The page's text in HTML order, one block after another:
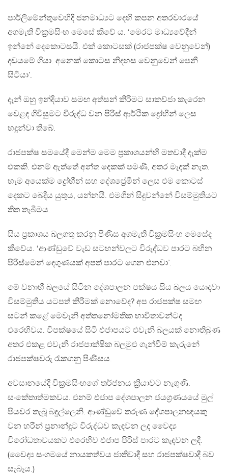
පාර්ලිමේන්තුවෙහිදී ජනමාධ්‍යට දෙහි කපන අතරවාරයේ
අගමැති වික්‍රමසිංහ මෙසේ කිවේ ය. ‘මෙරට මාධ්‍යවේදීන්
ඉන්නේ දෙකොටසයි. එක් කොටසක් (රාජපක්ෂ වෙනුවෙන්)
දඩයමේ ගියා. අනෙක් කොටස නිදහස වෙනුවෙන් පෙනී
සිටියා’.
දැන් ඔහු ඉන්දියාව සමඟ අත්සන් කිරීමට සාකච්ජා කැරෙන
වෙළද ගිවිසුමට විරුද්ධ වන පිරිස් ආර්ථික ද්‍රෝහීන් ලෙස
හදුන්වා තිබේ.
රාජපක්ෂ සමයේදී මෙන්ම මෙම ප්‍රකාශයන්හි මතවාදී දැක්ම
එකකි. එනම් ඇත්තේ අන්ත දෙකක් පමණි, අතර මැදක් නැත.
හැම අයෙක්ම ද්‍රෝහීන් සහ දේශප්‍රේමීන් ලෙස එම කොටස්
දෙකට බෙදිය යුතුය, යන්නයි. එමගින් සිදුවන්නේ විසම්මුතියට
තිත තැබීමය.
සිය ප්‍රකාශය බලගතු කරනු පිණිස අගමැති වික්‍රමසිංහ මෙසේද
කීවේය. ‘ආණ්ඩුවේ වැඩ සටහන්වලට විරුද්ධව පාරට බහින
පිරිස්මෙන් දෙගුණයක් අපත් පාරට ගෙන එනවා’.
මේ වනාහී බලයේ සිටින දේශපාලන පක්ෂය සිය බලය යොදවා
විසම්මුතිය යටපත් කිරීමක් නොවේද? අප රාජපක්ෂ සමඟ
සටන් කළේ මෙවැනි අත්තනෝමතික භාවිතාවන්ටද
එරෙහිවය. විපක්ෂයේ සිටි එජාපයට එවැනි බලයක් නොතිබුණ
අතර එකළ එවැනි රාජපාක්ෂික බලමුළු ගැන්වීම් කැරුනේ
රාජපක්ෂවරු රැකගනු පිණිසය.
අවසානයේදී වික්‍රමසිංහගේ තර්ජනය ක්‍රියාවට නැගුණි.
සංකේතාත්මකවය. එනම් එජාප දේශපාලන ජයග්‍රණයයේ මුල්
පියවර තැබූ බදුල්ලෙනි. ආණ්ඩුවේ තරුණ දේශපාලනඥයකු
වන හරීන් ප්‍රනාන්දුට විරුද්ධව කැඳවන ලද වෛද්‍ය
විරෝධතාවයකට එරෙහිව එජාප පිරිස් පාරට කැඳවන ලදී.
(වෛද්‍ය සංගමයේ නායකත්වය ජාතිවාදී සහ රාජපක්ෂවාදී බව
සැබෑය.)